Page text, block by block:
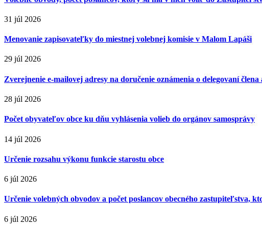
31 júl 2026
Menovanie zapisovateľky do miestnej volebnej komisie v Malom Lapáši
29 júl 2026
Zverejnenie e-mailovej adresy na doručenie oznámenia o delegovaní
28 júl 2026
Počet obyvateľov obce ku dňu vyhlásenia volieb do orgánov samosprávy
14 júl 2026
Určenie rozsahu výkonu funkcie starostu obce
6 júl 2026
Určenie volebných obvodov a počet poslancov obecného zastupiteľstva,
6 júl 2026